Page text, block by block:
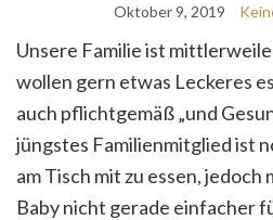
Oktober 9, 2019
Unsere Familie ist
wollen gern etwas Leckeres
auch pflichtgemäß „und
jüngstes Familienmitglied ist
am Tisch mit zu essen, jedoch
Baby nicht gerade einfacher